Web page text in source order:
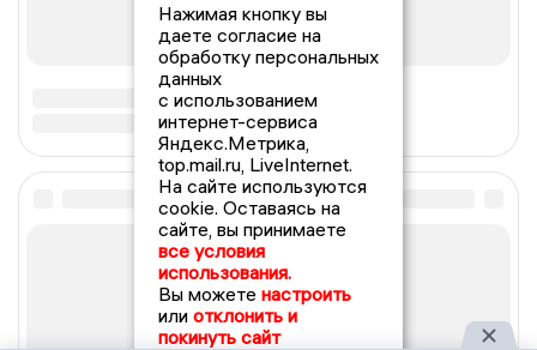
Нажимая кнопку вы
даете согласие на
обработку персональных
данных
с использованием
интернет-сервиса
Яндекс.Метрика,
top.mail.ru, LiveInternet.
На сайте используются
cookie. Оставаясь на
сайте, вы принимаете
все условия
использования.
Вы можете настроить
или отклонить и
покинуть сайт